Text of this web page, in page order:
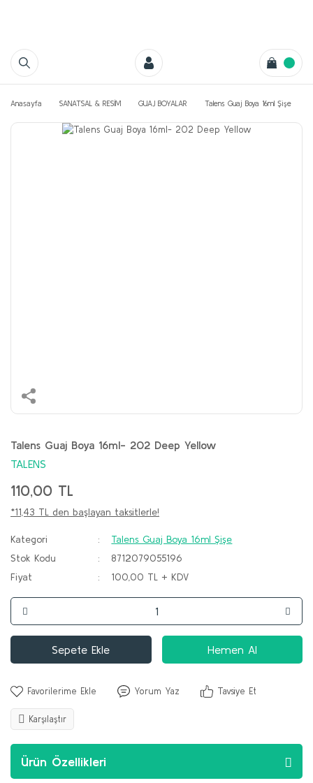
Anasayfa SANATSAL & RESİM GUAJ BOYALAR Talens Guaj Boya 16ml Şişe
Talens Guaj Boya 16ml- 202 Deep Yellow
TALENS
110,00 TL
*11,43 TL den başlayan taksitlerle!
Kategori
Talens Guaj Boya 16ml Şişe
Stok Kodu
8712079055196
Fiyat
100,00 TL + KDV
Sepete Ekle Hemen Al
Yorum Yaz Tavsiye Et
Karşılaştır
Ürün Özellikleri